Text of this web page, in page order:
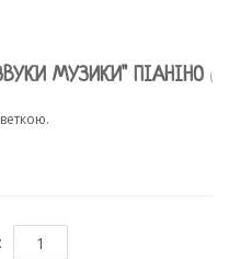
МУЗИКИ" ПІАНІНО (КОД: